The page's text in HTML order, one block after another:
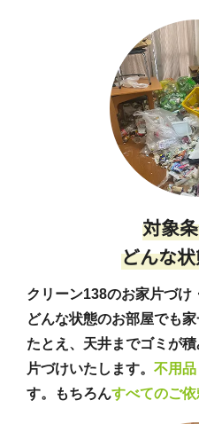
対象
どんな
クリーン138のお家片づけ
どんな状態のお部屋でも
たとえ、天井までゴミが
片づけいたします。 不用
す。もちろんすべてのご